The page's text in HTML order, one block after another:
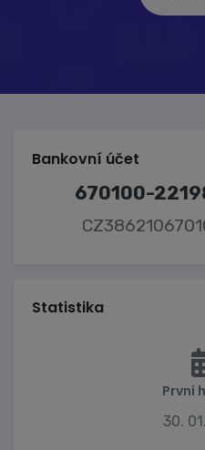
Bankovní účet
670100-
Statistika
První
30.